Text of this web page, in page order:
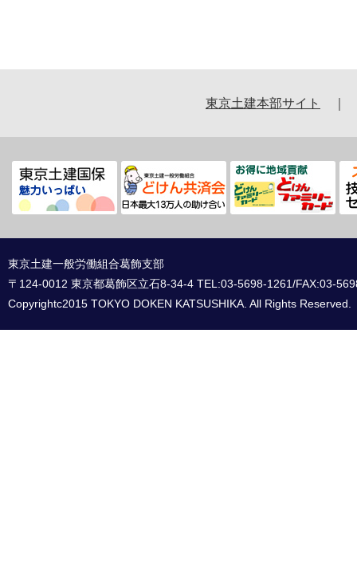
東京土建本部サイト
東京土建一般労働組合葛飾支部
〒124-0012 東京都葛飾区立石8-34-4 TEL:03-5698-1261/FAX:03-
Copyrightc2015 TOKYO DOKEN KATSUSHIKA. All Rights Reserved.